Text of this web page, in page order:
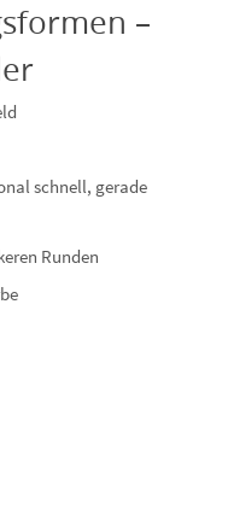
–
schnell, gerade
Runden